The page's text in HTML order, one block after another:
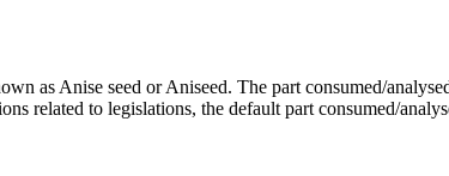
as Anise seed or Aniseed. The part consumed/
related to legislations, the default part consumed/